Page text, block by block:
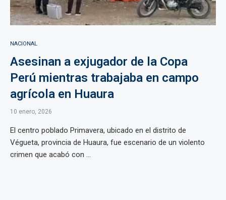
NACIONAL
Asesinan a exjugador de la Copa
Perú mientras trabajaba en campo
agrícola en Huaura
10 enero, 2026
El centro poblado Primavera, ubicado en el distrito de
Végueta, provincia de Huaura, fue escenario de un violento
crimen que acabó con ...